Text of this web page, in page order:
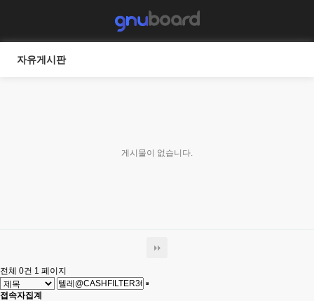
자유게시판
게시물이 없습니다.
전체 0건 1 페이지
접속자집계